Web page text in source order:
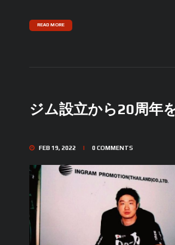
READ MORE
ジム設立から20周年
FEB 19, 2022 0COMMENTS